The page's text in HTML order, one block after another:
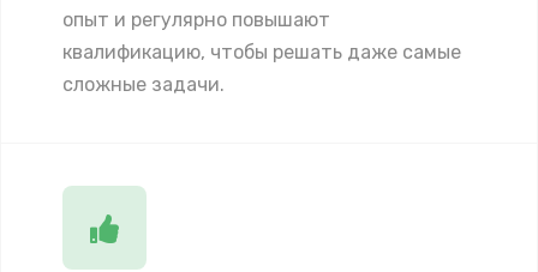
опыт и регулярно повышают
квалификацию, чтобы решать даже самые
сложные задачи.